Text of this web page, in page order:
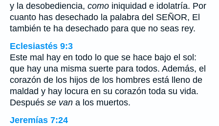
y la desobediencia, como iniquidad e idolatría. Por
cuanto has desechado la palabra del SEÑOR, El
también te ha desechado para que no seas rey.
Eclesiastés 9:3
Este mal hay en todo lo que se hace bajo el sol:
que hay una misma suerte para todos. Además, el
corazón de los hijos de los hombres está lleno de
maldad y hay locura en su corazón toda su vida.
Después se van a los muertos.
Jeremías 7:24